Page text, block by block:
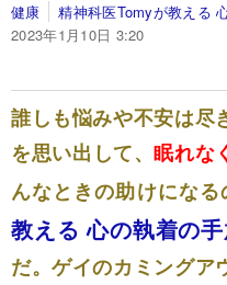
健康
精神科医Tomyが教える
2023年1月10日 3:20
誰しも悩みや不安は尽
を思い出して、眠れな
んなときの助けになる
教える 心の執着の手
だ。ゲイのカミングア